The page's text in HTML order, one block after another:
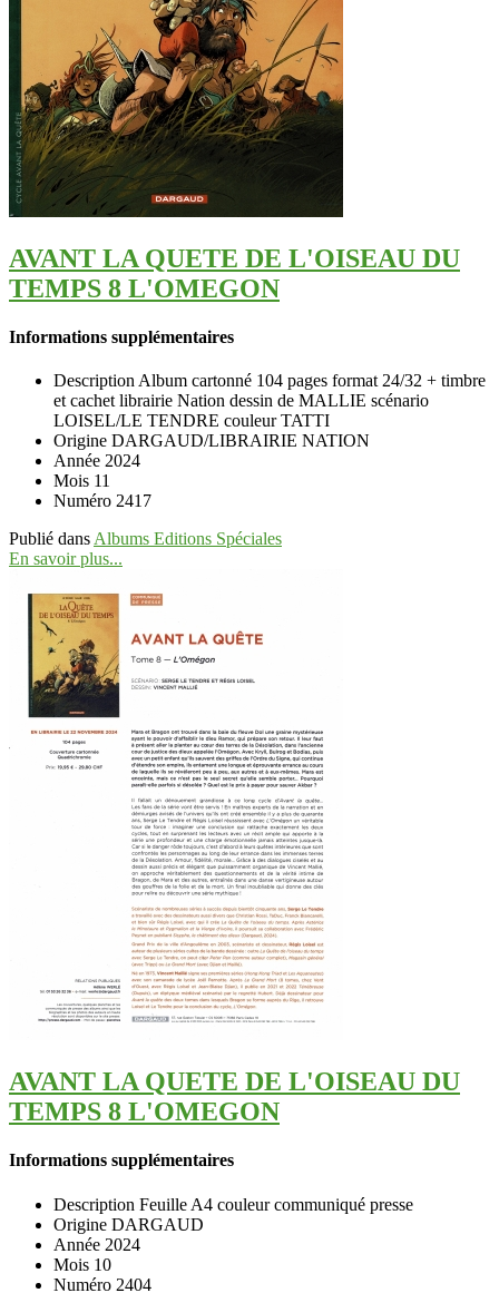
AVANT LA QUETE DE L'OISEAU DU
TEMPS 8 L'OMEGON
Informations supplémentaires
Description Album cartonné 104 pages format 24/32 + timbre
et cachet librairie Nation dessin de MALLIE scénario
LOISEL/LE TENDRE couleur TATTI
Origine DARGAUD/LIBRAIRIE NATION
Année 2024
Mois 11
Numéro 2417
Publié dans Albums Editions Spéciales
En savoir plus...
AVANT LA QUETE DE L'OISEAU DU
TEMPS 8 L'OMEGON
Informations supplémentaires
Description Feuille A4 couleur communiqué presse
Origine DARGAUD
Année 2024
Mois 10
Numéro 2404